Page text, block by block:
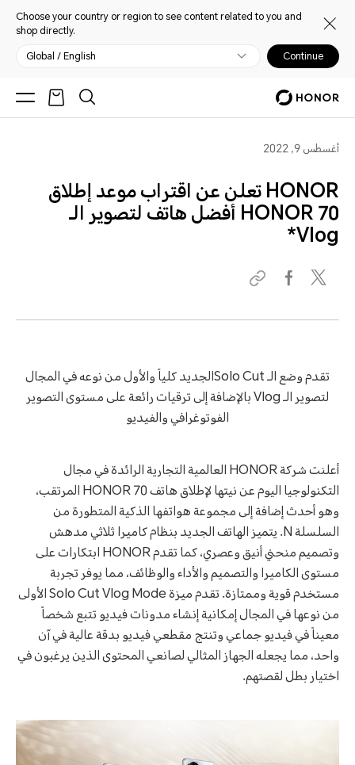
Choose your country or region to see content related to you and
shop directly.
Global / English Continue
أغسطس 9, 2022
HONOR تعلن عن اقتراب موعد إطلاق
HONOR 70 أفضل هاتف لتصوير الـ
Vlog*
تقدم وضع الـ Solo Cutالجديد كلياً والأول من نوعه في المجال
لتصوير الـ Vlog بالإضافة إلى ترقيات رائعة على مستوى التصوير
الفوتوغرافي والفيديو
أعلنت شركة HONOR العالمية التجارية الرائدة في مجال
التكنولوجيا اليوم عن نيتها لإطلاق هاتف HONOR 70 المرتقب،
وهو أحدث إضافة إلى مجموعة هواتفها الذكية المتطورة من
السلسلة N. يتميز الهاتف الجديد بنظام كاميرا ثلاثي مدهش
وتصميم منحني أنيق وعصري، كما تقدم HONOR ابتكارات على
مستوى الكاميرا والتصميم والأداء والوظائف، مما يوفر تجربة
مستخدم قوية وممتازة. تقدم ميزة Solo Cut Vlog Mode الأولى
من نوعها في المجال إمكانية إنشاء مدونات فيديو تتبع شخصاً
معيناً في فيديو جماعي وتنتج مقطعي فيديو بدقة عالية في آن
واحد، مما يجعله الجهاز المثالي لصانعي المحتوى الذين يرغبون في
اختيار بطل لقصتهم.